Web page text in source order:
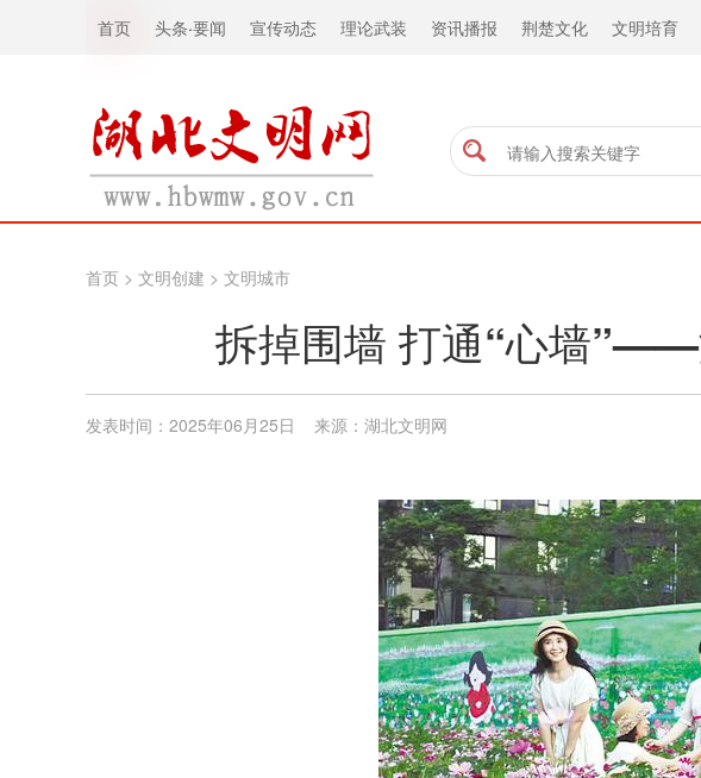
首页 头条·要闻 宣传动态 理论武装 资讯播报 荆楚文化 文明培育
首页 > 文明创建 > 文明城市
拆掉围墙 打通“心墙”——
发表时间：2025年06月25日 来源：湖北文明网